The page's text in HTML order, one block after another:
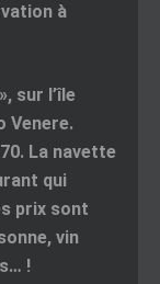
à
, sur l’île
Venere.
La navette
qui
prix sont
vin
!